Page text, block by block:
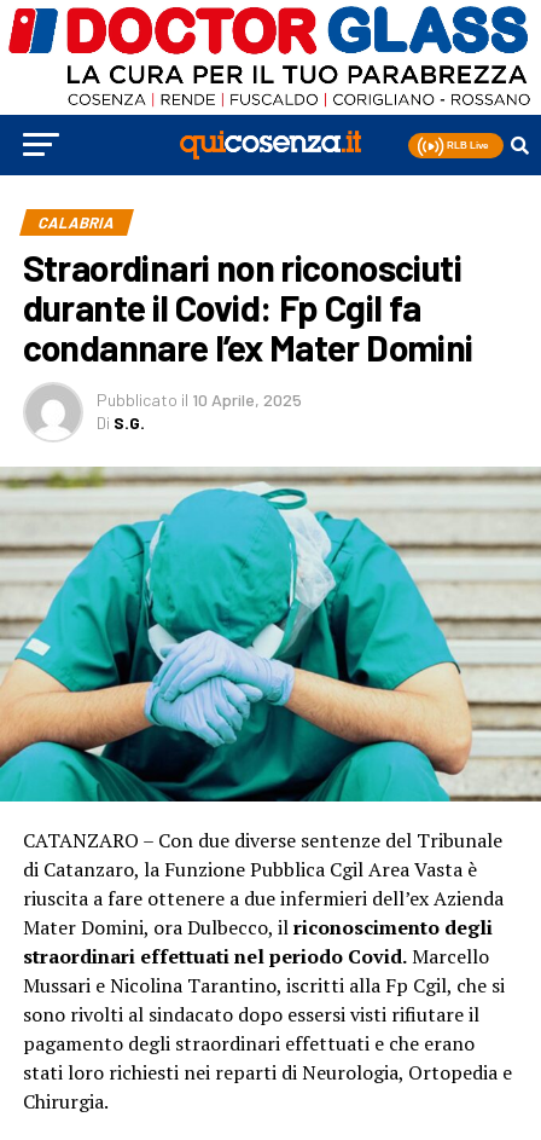
CALABRIA
Straordinari non riconosciuti
durante il Covid: Fp Cgil fa
condannare l’ex Mater Domini
Pubblicato il 10 Aprile, 2025
Di S.G.
CATANZARO – Con due diverse sentenze del Tribunale
di Catanzaro, la Funzione Pubblica Cgil Area Vasta è
riuscita a fare ottenere a due infermieri dell’ex Azienda
Mater Domini, ora Dulbecco, ilriconoscimento degli
straordinari effettuati nel periodo Covid.Marcello
Mussari e Nicolina Tarantino, iscritti alla Fp Cgil, che si
sono rivolti al sindacato dopo essersi visti rifiutare il
pagamento degli straordinari effettuati e che erano
stati loro richiesti nei reparti di Neurologia, Ortopedia e
Chirurgia.